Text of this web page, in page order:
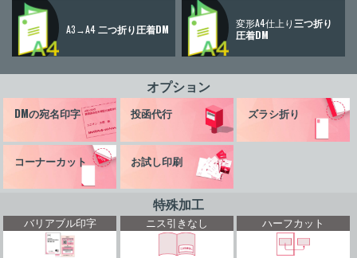
A3→A4二つ折り圧着DM 変形A4仕上り 三つ折り
圧着DM
オプション
DMの宛名印字 投函代行 ズラシ折り
コーナーカット お試し印刷
特殊加工
バリアブル印字 ニス引きなし ハーフカット